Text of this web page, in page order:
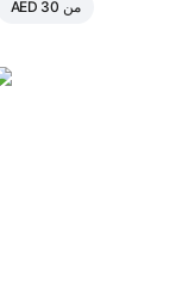
من AED 30